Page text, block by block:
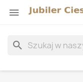

search